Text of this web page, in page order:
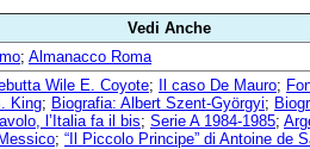
Vedi Anche
; Almanacco Roma
Wile E. Coyote; Il caso De Mauro;
King; Biografia: Albert Szent-Györgyi;
l’Italia fa il bis; Serie A 1984-1985;
; “Il Piccolo Principe” di Antoine de